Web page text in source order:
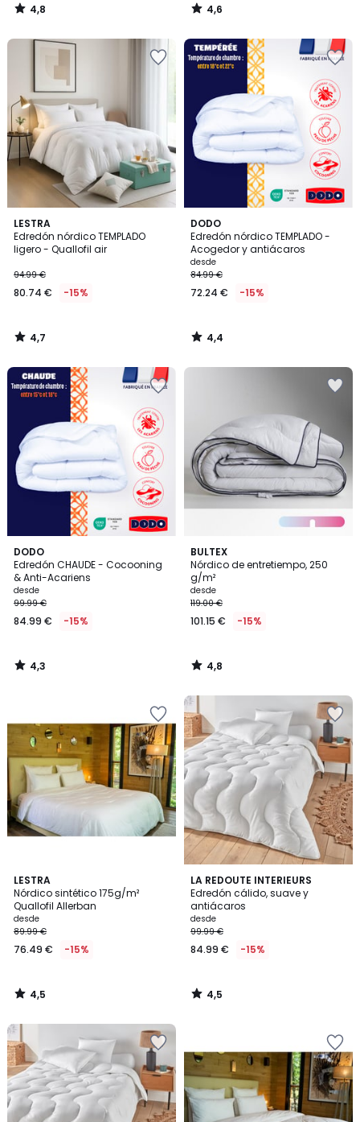
4,8
/
4,6
/
LESTRA
Edredón nórdico TEMPLADO
ligero - Quallofil air
94.99 €
80.74 € -15%
4,7
/ 5
4,7
/
DODO
Edredón nórdico TEMPLADO -
Acogedor y antiácaros
desde
84.99 €
72.24 € -15%
4,4
/ 5
4,4
/
DODO
Edredón CHAUDE - Cocooning
& Anti-Acariens
desde
99.99 €
84.99 € -15%
4,3
/ 5
4,3
/
BULTEX
Nórdico de entretiempo, 250
g/m²
desde
119.00 €
101.15 € -15%
4,8
/ 5
4,8
/
LESTRA
Nórdico sintético 175g/m²
Quallofil Allerban
desde
89.99 €
76.49 € -15%
4,5
/ 5
4,5
/
LA REDOUTE INTERIEURS
Edredón cálido, suave y
antiácaros
desde
99.99 €
84.99 € -15%
4,5
/ 5
4,5
/